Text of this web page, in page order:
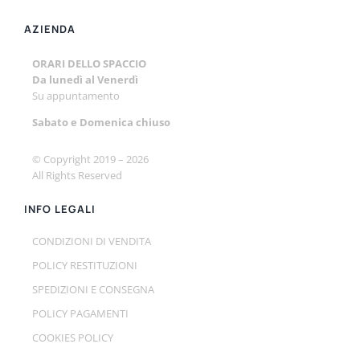
AZIENDA
ORARI DELLO SPACCIO
Da lunedì al Venerdì
Su appuntamento
Sabato e Domenica chiuso
© Copyright 2019 – 2026
All Rights Reserved
INFO LEGALI
CONDIZIONI DI VENDITA
POLICY RESTITUZIONI
SPEDIZIONI E CONSEGNA
POLICY PAGAMENTI
COOKIES POLICY